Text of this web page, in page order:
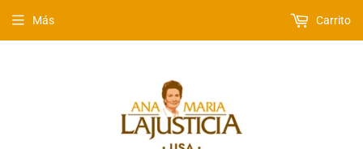
Más Carrito